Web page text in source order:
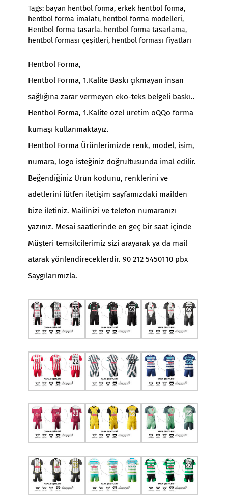
Tags: bayan hentbol forma, erkek hentbol forma,
hentbol forma imalatı, hentbol forma modelleri,
Hentbol forma tasarla. hentbol forma tasarlama,
hentbol forması çeşitleri, hentbol forması fiyatları
Hentbol Forma,
Hentbol Forma, 1.Kalite Baskı çıkmayan insan
sağlığına zarar vermeyen eko-teks belgeli baskı..
Hentbol Forma, 1.Kalite özel üretim oQQo forma
kumaşı kullanmaktayız.
Hentbol Forma Ürünlerimizde renk, model, isim,
numara, logo isteğiniz doğrultusunda imal edilir.
Beğendiğiniz Ürün kodunu, renklerini ve
adetlerini lütfen iletişim sayfamızdaki mailden
bize iletiniz. Mailinizi ve telefon numaranızı
yazınız. Mesai saatlerinde en geç bir saat içinde
Müşteri temsilcilerimiz sizi arayarak ya da mail
atarak yönlendireceklerdir. 90 212 5450110 pbx
Saygılarımızla.